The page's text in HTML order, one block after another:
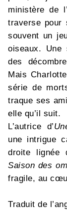
ministère de
traverse pour
souvent un
oiseaux. Une
des
Mais
série de
traque ses
elle qu’il suit.
L’autrice d’
une intrigue
droite lignée
Saison des
fragile, au
Traduit de